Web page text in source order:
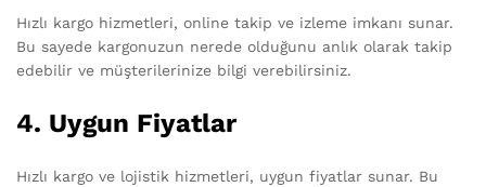
Hızlı kargo hizmetleri, online takip ve izleme imkanı sunar.
Bu sayede kargonuzun nerede olduğunu anlık olarak takip
edebilir ve müşterilerinize bilgi verebilirsiniz.
4. Uygun Fiyatlar
Hızlı kargo ve lojistik hizmetleri, uygun fiyatlar sunar. Bu